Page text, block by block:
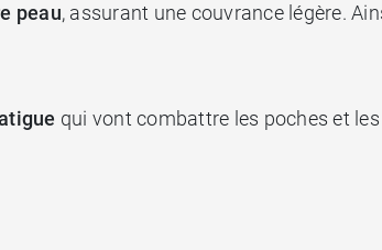
peau, assurant une couvrance légère.
qui vont combattre les poches et les